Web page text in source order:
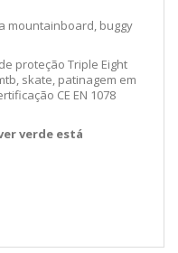
mountainboard, buggy
proteção Triple Eight
skate, patinagem em
CE EN 1078
verde está